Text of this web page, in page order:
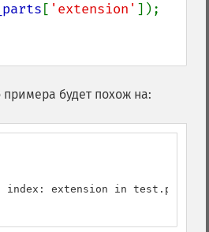
[ 'extension' ]);
будет похож на:
index: extension in test.php